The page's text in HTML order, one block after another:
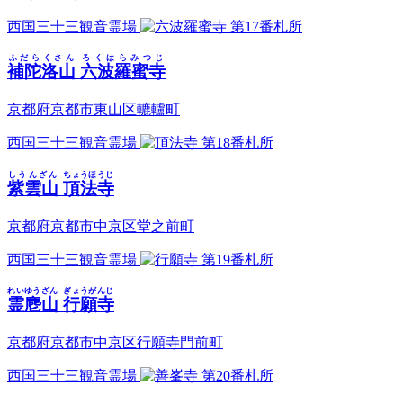
西国三十三観音霊場 第17番札所
補陀洛山
ふだらくさん
六波羅蜜寺
ろくはらみつじ
京都府京都市東山区轆轤町
西国三十三観音霊場 第18番札所
紫雲山
しうんざん
頂法寺
ちょうほうじ
京都府京都市中京区堂之前町
西国三十三観音霊場 第19番札所
霊麀山
れいゆうざん
行願寺
ぎょうがんじ
京都府京都市中京区行願寺門前町
西国三十三観音霊場 第20番札所